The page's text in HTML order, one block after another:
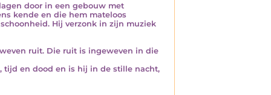
door in een gebouw met
kende en die hem mateloos
Hij verzonk in zijn muziek
ruit. Die ruit is ingeweven in die
tijd en dood en is hij in de stille nacht,